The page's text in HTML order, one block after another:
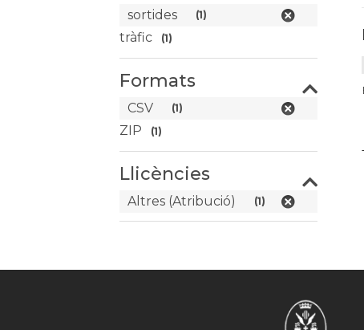
sortides (1)
tràfic (1)
Formats
CSV (1)
ZIP (1)
Llicències
Altres (Atribució) (1)